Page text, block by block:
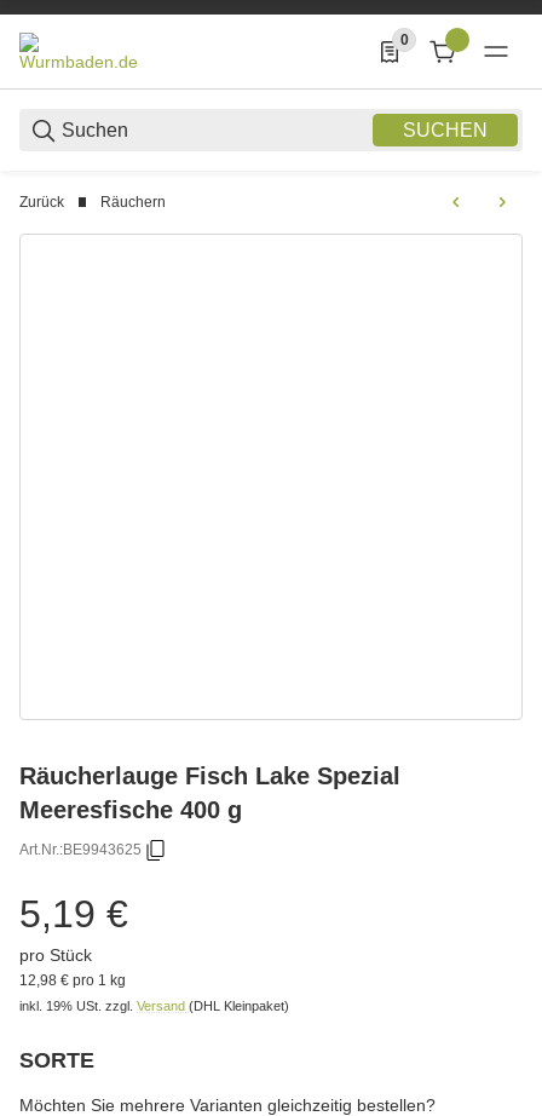
SUCHEN
0
0 Produkte in der
Zurück Räuchern
Räucherlauge Fisch Lake Spezial
Meeresfische 400 g
Art.Nr.:BE9943625
5,19 €
pro Stück
12,98 € pro 1 kg
inkl. 19% USt. zzgl. Versand (DHL Kleinpaket)
SORTE
Möchten Sie mehrere Varianten gleichzeitig bestellen?